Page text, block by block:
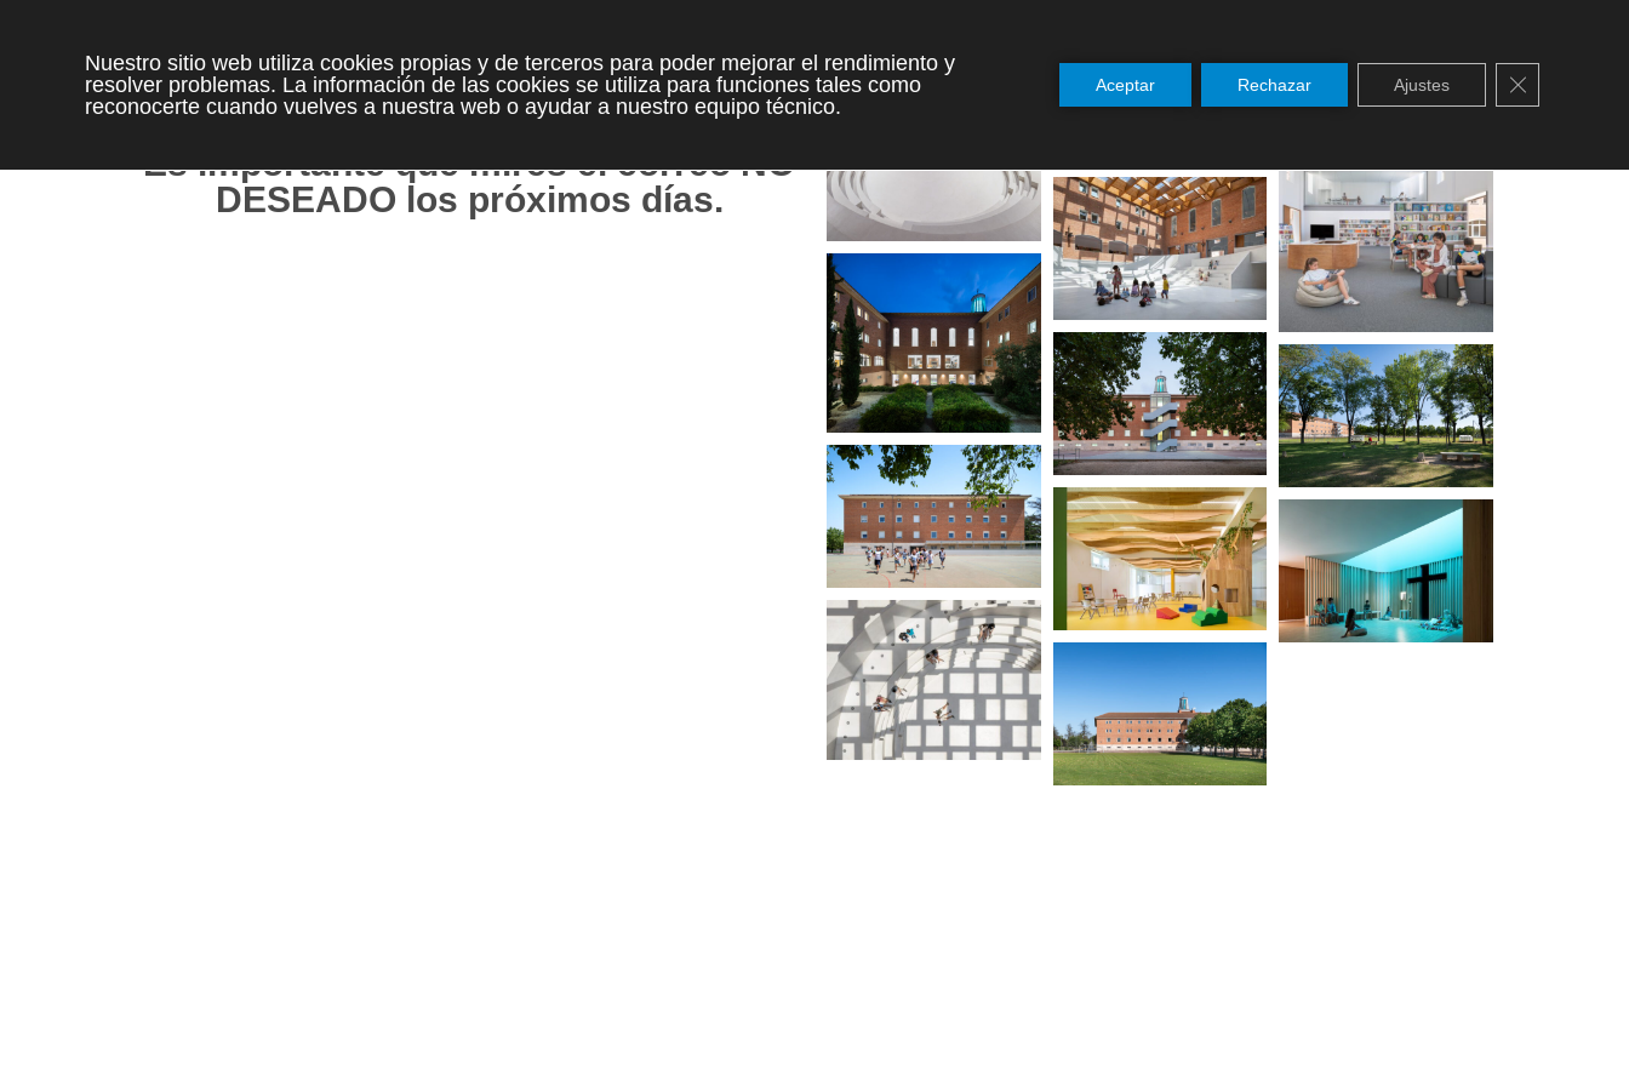
INTERÉS.
Pronto contactaremos contigo.
Es importante que mires el correo NO
DESEADO los próximos días.
Nuestro sitio web utiliza cookies propias y de terceros para poder mejorar el rendimiento y
resolver problemas. La información de las cookies se utiliza para funciones tales como
reconocerte cuando vuelves a nuestra web o ayudar a nuestro equipo técnico.
Aceptar Rechazar Ajustes Cerrar el